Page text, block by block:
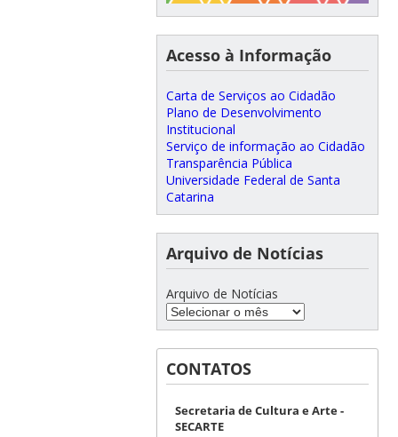
Acesso à Informação
Carta de Serviços ao Cidadão
Plano de Desenvolvimento
Institucional
Serviço de informação ao Cidadão
Transparência Pública
Universidade Federal de Santa
Catarina
Arquivo de Notícias
Arquivo de Notícias
CONTATOS
Secretaria de Cultura e Arte -
SECARTE